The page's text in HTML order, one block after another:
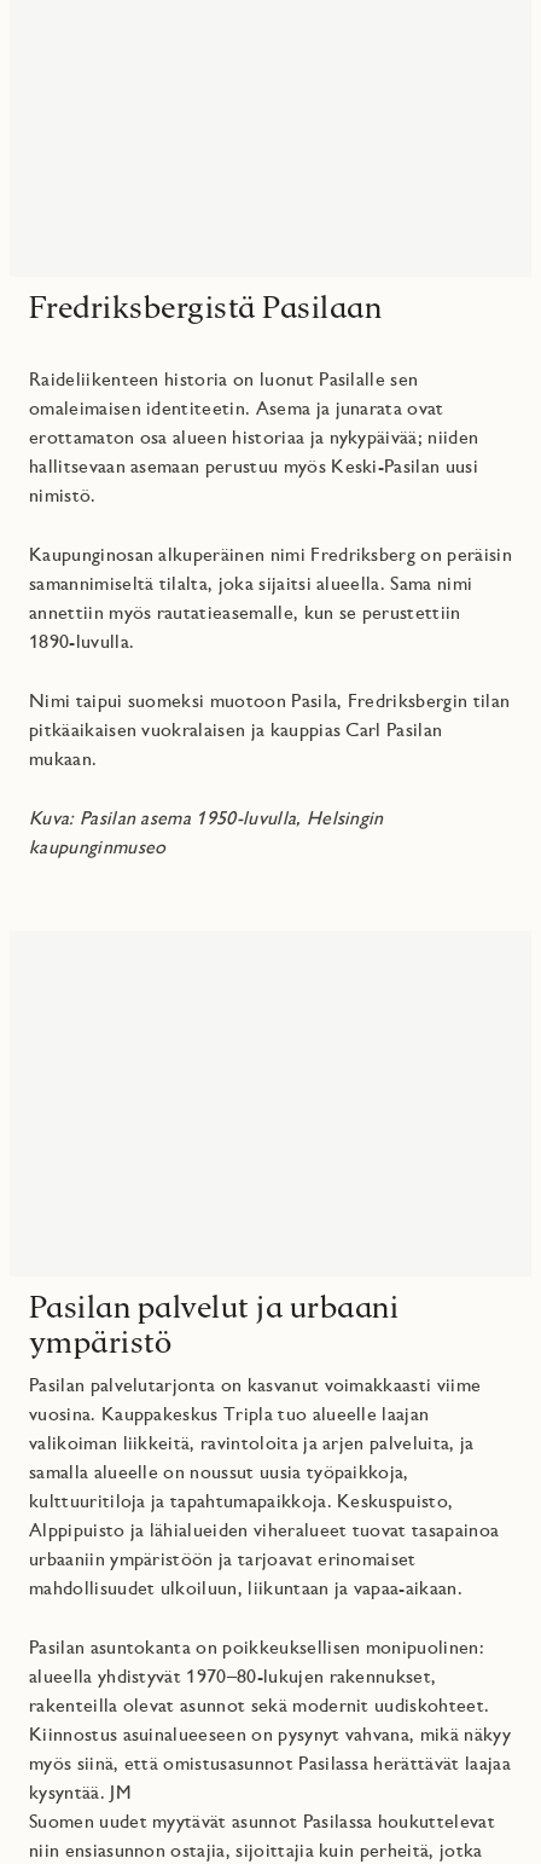
Fredriksbergistä Pasilaan
Raideliikenteen historia on luonut Pasilalle sen
omaleimaisen identiteetin. Asema ja junarata ovat
erottamaton osa alueen historiaa ja nykypäivää; niiden
hallitsevaan asemaan perustuu myös Keski-Pasilan uusi
nimistö.
Kaupunginosan alkuperäinen nimi Fredriksberg on peräisin
samannimiseltä tilalta, joka sijaitsi alueella. Sama nimi
annettiin myös rautatieasemalle, kun se perustettiin
1890-luvulla.
Nimi taipui suomeksi muotoon Pasila, Fredriksbergin tilan
pitkäaikaisen vuokralaisen ja kauppias Carl Pasilan
mukaan.
Kuva: Pasilan asema 1950-luvulla, Helsingin
kaupunginmuseo
Pasilan palvelut ja urbaani
ympäristö
Pasilan palvelutarjonta on kasvanut voimakkaasti viime
vuosina. Kauppakeskus Tripla tuo alueelle laajan
valikoiman liikkeitä, ravintoloita ja arjen palveluita, ja
samalla alueelle on noussut uusia työpaikkoja,
kulttuuritiloja ja tapahtumapaikkoja. Keskuspuisto,
Alppipuisto ja lähialueiden viheralueet tuovat tasapainoa
urbaaniin ympäristöön ja tarjoavat erinomaiset
mahdollisuudet ulkoiluun, liikuntaan ja vapaa-aikaan.
Pasilan asuntokanta on poikkeuksellisen monipuolinen:
alueella yhdistyvät 1970–80-lukujen rakennukset,
rakenteilla olevat asunnot sekä modernit uudiskohteet.
Kiinnostus asuinalueeseen on pysynyt vahvana, mikä näkyy
myös siinä, että omistusasunnot Pasilassa herättävät laajaa
kysyntää. JM
Suomen uudet myytävät asunnot Pasilassa houkuttelevat
niin ensiasunnon ostajia, sijoittajia kuin perheitä, jotka